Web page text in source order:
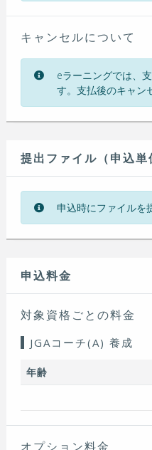
キャンセルについて
eラーニングでは、
す。支払後のキャン
提出ファイル（申込単
申込時にファイルを
申込料金
対象資格ごとの料金
JGAコーチ(A) 養成
年齢
オプション料金